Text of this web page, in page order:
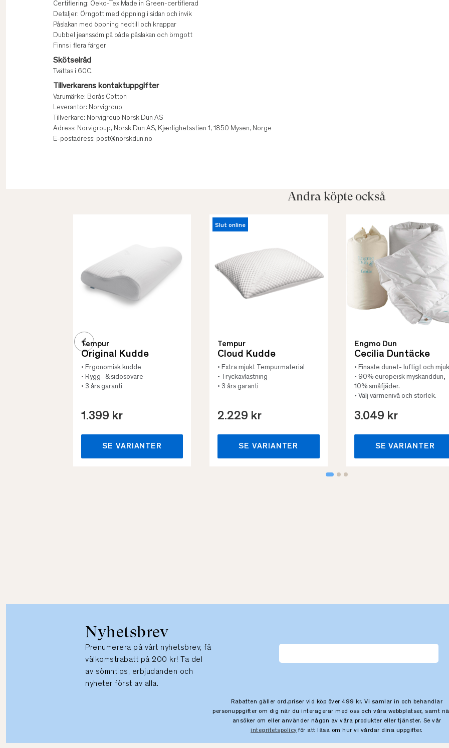
Certifiering: Oeko-Tex Made in Green-certifierad
Detaljer: Örngott med öppning i sidan och invik
Påslakan med öppning nedtill och knappar
Dubbel jeanssöm på både påslakan och örngott
Finns i flera färger
Skötselråd
Tvättas i 60C.
Tillverkarens kontaktuppgifter
Varumärke: Borås Cotton
Leverantör: Norvigroup
Tillverkare: Norvigroup Norsk Dun AS
Adress: Norvigroup, Norsk Dun AS, Kjærlighetsstien 1, 1850 Mysen, Norge
E-postadress: post@norskdun.no
Andra köpte också
Tempur
Original Kudde
• Ergonomisk kudde
• Rygg- & sidosovare
• 3 års garanti
1.399 kr
SE VARIANTER
Slut online
Tempur
Cloud Kudde
• Extra mjukt Tempurmaterial
• Tryckavlastning
• 3 års garanti
2.229 kr
SE VARIANTER
Engmo Dun
Cecilia Duntäcke
• Finaste dunet- luftigt och
• 90% europeisk myskanddun,
10% småfjäder.
• Välj värmenivå och storlek.
3.049 kr
SE VARIANTER
Nyhetsbrev
Prenumerera på vårt nyhetsbrev, få
välkomstrabatt på 200 kr! Ta del
av sömntips, erbjudanden och
nyheter först av alla.
Rabatten gäller ord.priser vid köp över 499 kr. Vi samlar in och behandlar
personuppgifter om dig när du interagerar med oss och våra webbplatser, samt
ansöker om eller använder någon av våra produkter eller tjänster. Se vår
integritetspolicy för att läsa om hur vi vårdar dina uppgifter.